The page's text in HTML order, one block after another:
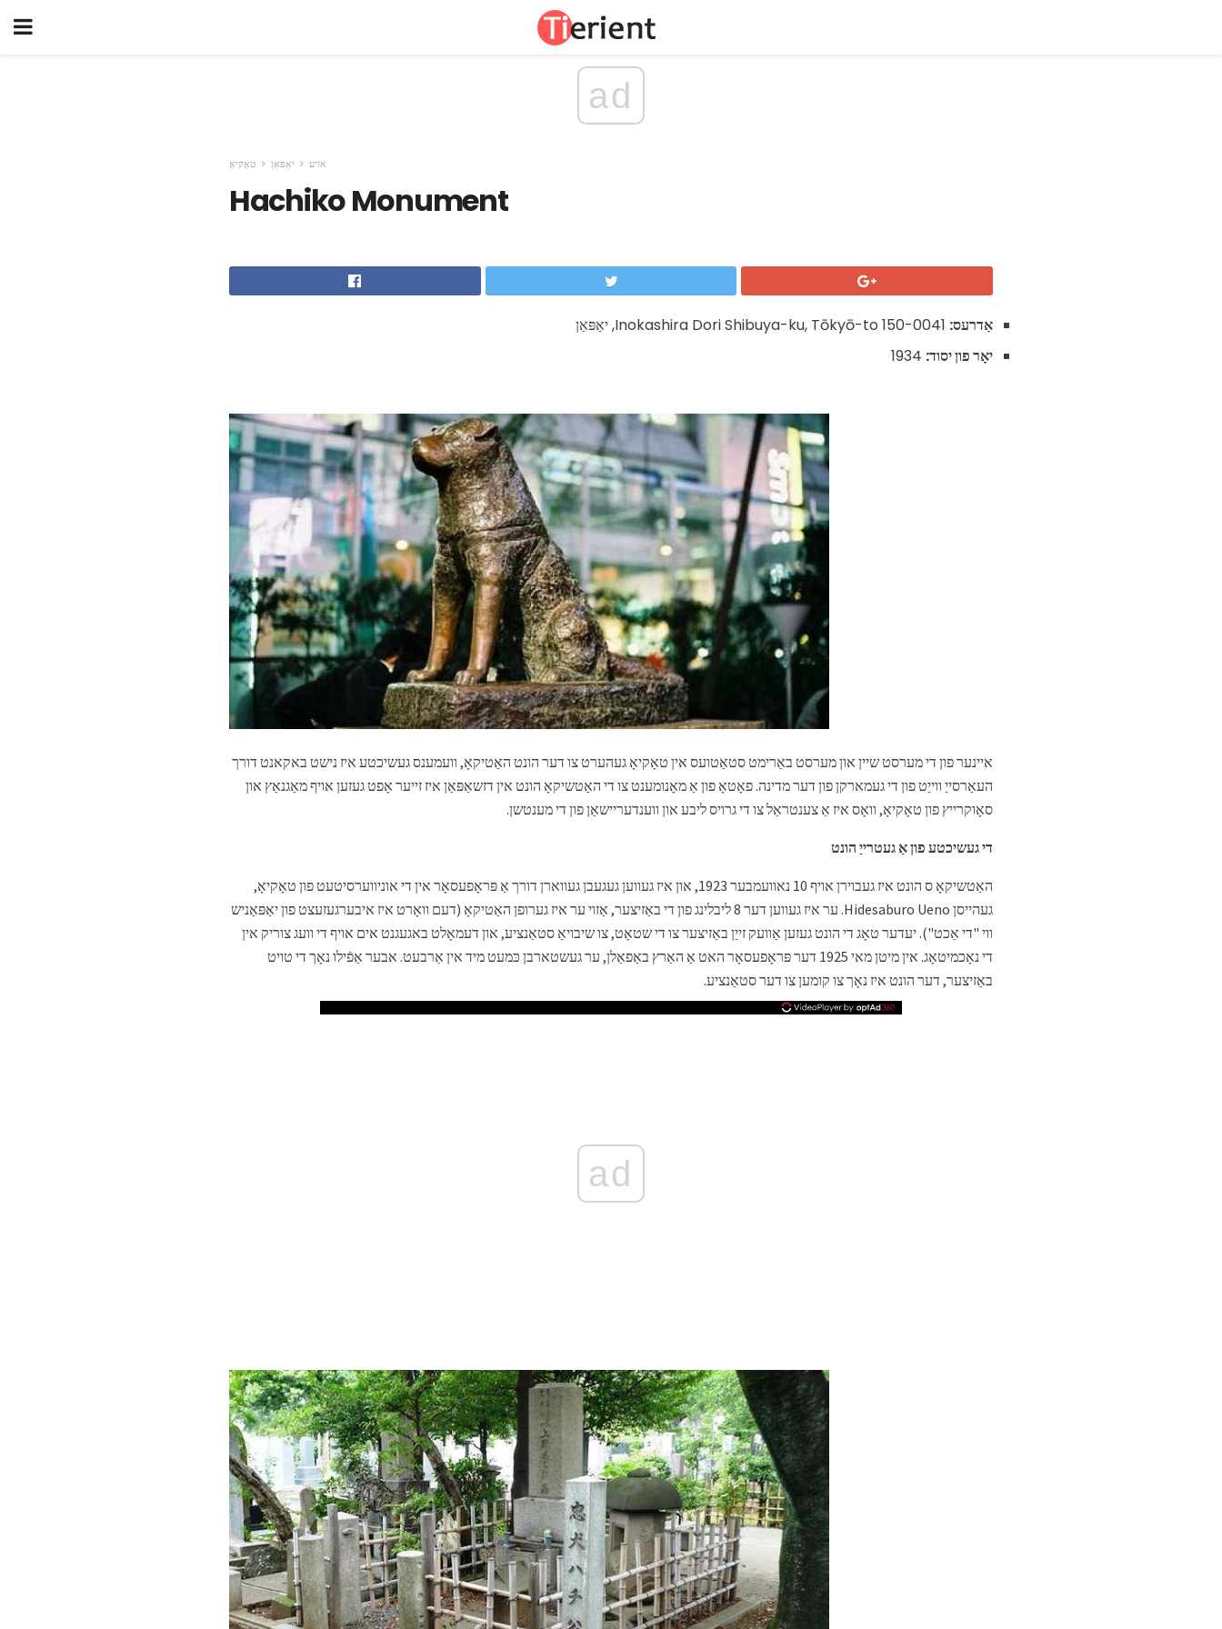
ad
אזיע יאַפּאַן טאָקיאָ
Hachiko Monument
אַדרעס:
יאָר פון יסוד:
איינער פון די מערסט שיין און מערסט באַרימט סטאַטועס אין טאָקיאָ געהערט צו דער הונט האַטיקאָ, וועמענס געשיכטע איז נישט באקאנט דורך
העאַרסייַ ווייַט פון די געמארקן פון דער מדינה. פאָטאָ פון אַ מאָנומענט צו די האַטשיקאָ הונט אין דזשאַפּאַן איז זייער אָפט געזען אויף מאַגנאַץ און
סאָוקרייץ פון טאָקיאָ, וואָס איז אַ צענטראַל צו די גרויס ליבע און ווענדעריישאַן פון די מענטשן.
די געשיכטע פון ​​אַ געטרייַ הונט
האַטשיקאָ ס הונט איז געבוירן אויף 10 נאוועמבער 1923, און איז געווען געגעבן געווארן דורך אַ פּראָפעסאָר אין די אוניווערסיטעט פון טאָקיאָ,
געהייסן Hidesaburo Ueno. ער איז געווען דער 8 ליבלינג פון די באַזיצער, אַזוי ער איז גערופן האַטיקאָ (דעם וואָרט איז איבערגעזעצט פון יאַפּאַניש
ווי "די אַכט"). יעדער טאָג די הונט געזען אַוועק זייַן באַזיצער צו די שטאָט, צו שיבויאַ סטאַנציע, און דעמאָלט באגעגנט אים אויף די וועג צוריק אין
די נאָכמיטאָג. אין מיטן מאי 1925 דער פּראָפעסאָר האט אַ האַרץ באַפאַלן, ער געשטארבן כּמעט מיד אין אַרבעט. אבער אַפֿילו נאָך די טויט
באַזיצער, דער הונט איז נאָך צו קומען צו דער סטאַנציע.
ad